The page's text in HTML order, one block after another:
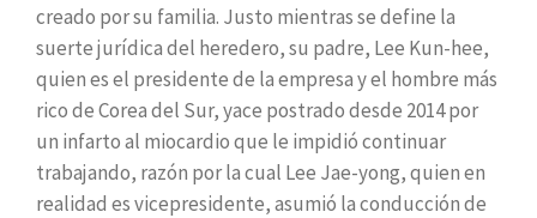
creado por su familia. Justo mientras se define la
suerte jurídica del heredero, su padre, Lee Kun-hee,
quien es el presidente de la empresa y el hombre más
rico de Corea del Sur, yace postrado desde 2014 por
un infarto al miocardio que le impidió continuar
trabajando, razón por la cual Lee Jae-yong, quien en
realidad es vicepresidente, asumió la conducción de